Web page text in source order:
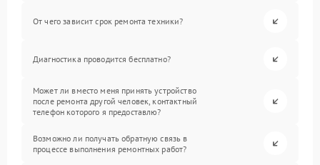
От чего зависит срок ремонта техники?
Диагностика проводится бесплатно?
Может ли вместо меня принять устройство
после ремонта другой человек, контактный
телефон которого я предоставлю?
Возможно ли получать обратную связь в
процессе выполнения ремонтных работ?